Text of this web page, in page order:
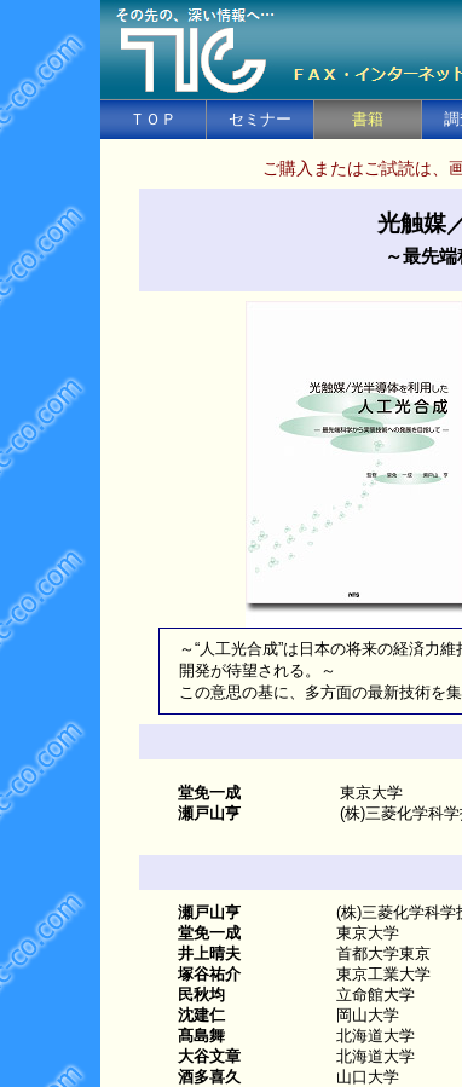
ＴＯＰ セミナー 書籍
ご購入またはご試読は、
光触媒
～最先
～“人工光合成”は日本の将来の経済力
開発が待望される。～
この意思の基に、多方面の最新技術を
堂免一成
東京大学
瀬戸山亨
(株)三菱化学科
瀬戸山亨
(株)三菱化学科学
堂免一成
東京大学
井上晴夫
首都大学東京
塚谷祐介
東京工業大学
民秋均
立命館大学
沈建仁
岡山大学
髙島舞
北海道大学
大谷文章
北海道大学
酒多喜久
山口大学